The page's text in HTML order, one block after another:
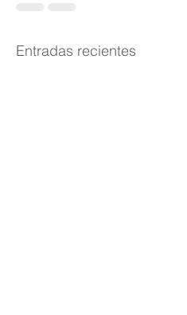
Entradas recientes